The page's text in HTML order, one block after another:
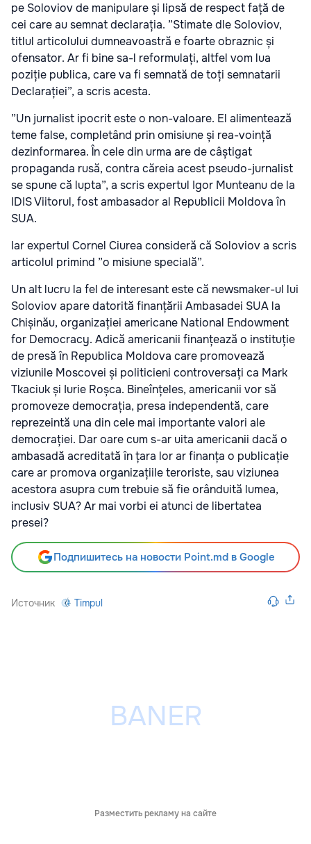
pe Soloviov de manipulare și lipsă de respect față de
cei care au semnat declarația. ”Stimate dle Soloviov,
titlul articolului dumneavoastră e foarte obraznic și
ofensator. Ar fi bine sa-l reformulați, altfel vom lua
poziție publica, care va fi semnată de toți semnatarii
Declarației”, a scris acesta.
”Un jurnalist ipocrit este o non-valoare. El alimentează
teme false, completând prin omisiune și rea-voință
dezinformarea. În cele din urma are de câștigat
propaganda rusă, contra căreia acest pseudo-jurnalist
se spune că lupta”, a scris expertul Igor Munteanu de la
IDIS Viitorul, fost ambasador al Republicii Moldova în
SUA.
Iar expertul Cornel Ciurea consideră că Soloviov a scris
articolul primind ”o misiune specială”.
Un alt lucru la fel de interesant este că newsmaker-ul lui
Soloviov apare datorită finanțării Ambasadei SUA la
Chișinău, organizației americane National Endowment
for Democracy. Adică americanii finanțează o instituție
de presă în Republica Moldova care promovează
viziunile Moscovei și politicieni controversați ca Mark
Tkaciuk și Iurie Roșca. Bineînțeles, americanii vor să
promoveze democrația, presa independentă, care
reprezeintă una din cele mai importante valori ale
democrației. Dar oare cum s-ar uita americanii dacă o
ambasadă acreditată în țara lor ar finanța o publicație
care ar promova organizațiile teroriste, sau viziunea
acestora asupra cum trebuie să fie orânduită lumea,
inclusiv SUA? Ar mai vorbi ei atunci de libertatea
presei?
Подпишитесь на новости Point.md в Google
Источник Timpul
Разместить рекламу на сайте